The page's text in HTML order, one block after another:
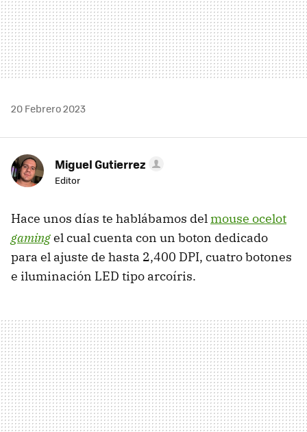
20 Febrero 2023
Miguel Gutierrez
Editor
Hace unos días te hablábamos delmouse ocelot
gamingel cual cuenta con un boton dedicado
para el ajuste de hasta 2,400 DPI, cuatro botones
e iluminación LED tipo arcoíris.